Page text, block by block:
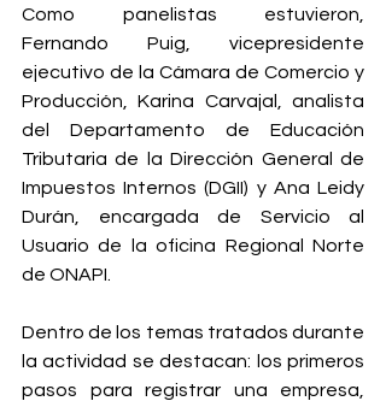
Como panelistas estuvieron,
Fernando Puig, vicepresidente
ejecutivo de la Cámara de Comercio y
Producción, Karina Carvajal, analista
del Departamento de Educación
Tributaria de la Dirección General de
Impuestos Internos (DGII) y Ana Leidy
Durán, encargada de Servicio al
Usuario de la oficina Regional Norte
de ONAPI.
Dentro de los temas tratados durante
la actividad se destacan: los primeros
pasos para registrar una empresa,